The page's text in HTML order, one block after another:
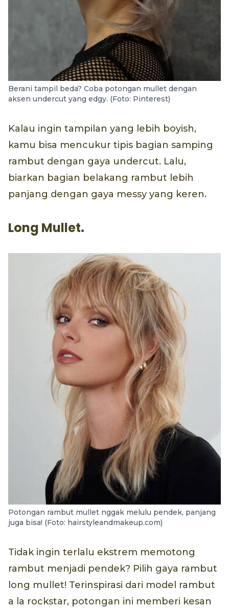
Berani tampil beda? Coba potongan mullet dengan
aksen undercut yang edgy. (Foto: Pinterest)
Kalau ingin tampilan yang lebih boyish,
kamu bisa mencukur tipis bagian samping
rambut dengan gaya undercut. Lalu,
biarkan bagian belakang rambut lebih
panjang dengan gaya messy yang keren.
Long Mullet.
Potongan rambut mullet nggak melulu pendek, panjang
juga bisa! (Foto: hairstyleandmakeup.com)
Tidak ingin terlalu ekstrem memotong
rambut menjadi pendek? Pilih gaya rambut
long mullet! Terinspirasi dari model rambut
a la rockstar, potongan ini memberi kesan